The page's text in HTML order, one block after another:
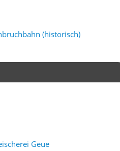
(historisch)
Geue